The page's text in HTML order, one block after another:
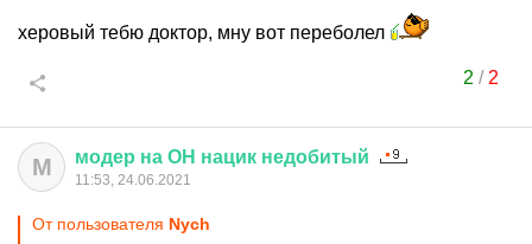
херовый тебю доктор, мну вот переболел
2 / 2
М модер на ОН нацик недобитый
11:53, 24.06.2021
От пользователя Nych